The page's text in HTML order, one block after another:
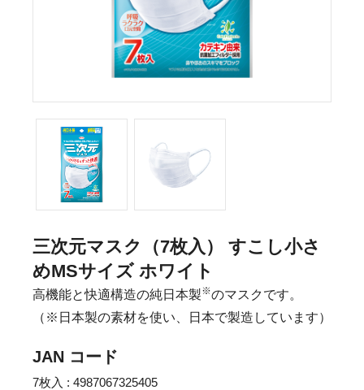
三次元マスク（7枚入） すこし小さ
めMSサイズ ホワイト
高機能と快適構造の純日本製※のマスクです。
（※日本製の素材を使い、日本で製造しています）
JAN コード
7枚入 : 4987067325405